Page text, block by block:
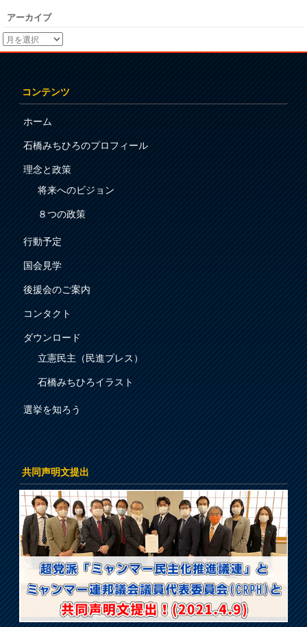
アーカイブ
コンテンツ
ホーム
石橋みちひろのプロフィール
理念と政策
将来へのビジョン
８つの政策
行動予定
国会見学
後援会のご案内
コンタクト
ダウンロード
立憲民主（民進プレス）
石橋みちひろイラスト
選挙を知ろう
共同声明文提出